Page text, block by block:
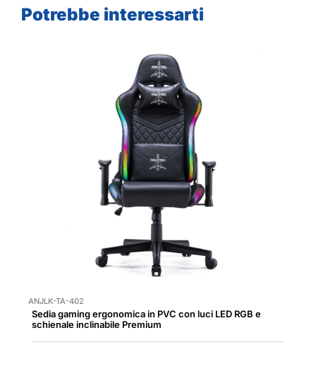
Potrebbe interessarti
ANJLK-TA-402
Sedia gaming ergonomica in PVC con luci LED RGB e
schienale inclinabile Premium